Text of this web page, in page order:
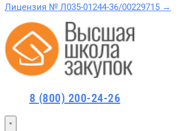
Лицензия № Л035-01244-36/00229715 →
Проверить в реестре Рособрнадзора →
Курсы по 44-ФЗ
8 (800) 200-24-26